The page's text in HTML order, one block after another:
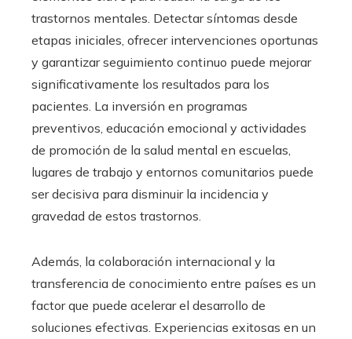
trastornos mentales. Detectar síntomas desde
etapas iniciales, ofrecer intervenciones oportunas
y garantizar seguimiento continuo puede mejorar
significativamente los resultados para los
pacientes. La inversión en programas
preventivos, educación emocional y actividades
de promoción de la salud mental en escuelas,
lugares de trabajo y entornos comunitarios puede
ser decisiva para disminuir la incidencia y
gravedad de estos trastornos.
Además, la colaboración internacional y la
transferencia de conocimiento entre países es un
factor que puede acelerar el desarrollo de
soluciones efectivas. Experiencias exitosas en un